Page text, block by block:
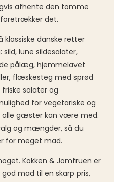
afhente den tomme
det.
klassiske danske retter
lune sildesalater,
pålæg, hjemmelavet
flæskesteg med sprød
salater og
for vegetariske og
alle gæster kan være med.
og mængder, så du
for meget mad.
Kokken & Jomfruen er
mad til en skarp pris,